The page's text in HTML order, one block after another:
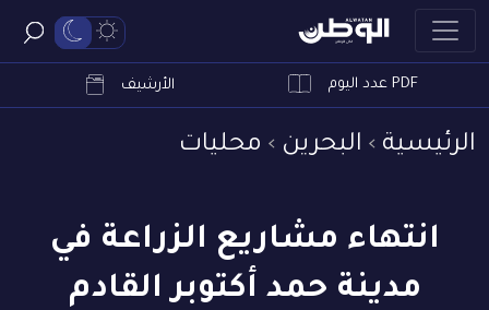
PDF عدد اليوم الأرشيف
الرئيسية البحرين محليات
انتهاء مشاريع الزراعة في
مدينة حمد أكتوبر القادم